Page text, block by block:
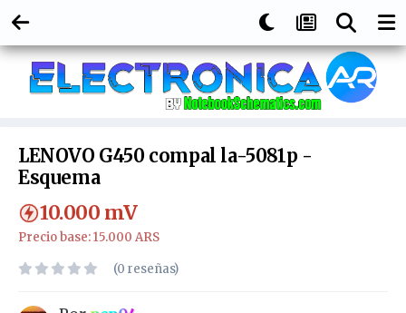
LENOVO G450 compal la-5081p -
Esquema
10.000 mV
Precio base: 15.000 ARS
(0 reseñas)